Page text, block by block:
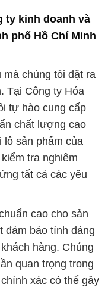
ty kinh doanh và
phố Hồ Chí Minh
chúng tôi đặt ra
Tại Công ty Hóa
tự hào cung cấp
chất lượng cao
lô sản phẩm của
tra nghiêm
tất cả các yêu
cao cho sản
đảm bảo tính đáng
hàng. Chúng
quan trọng trong
xác có thể gây